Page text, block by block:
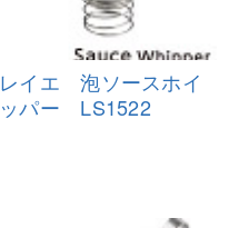
レイエ 泡ソースホイ
ッパー LS1522